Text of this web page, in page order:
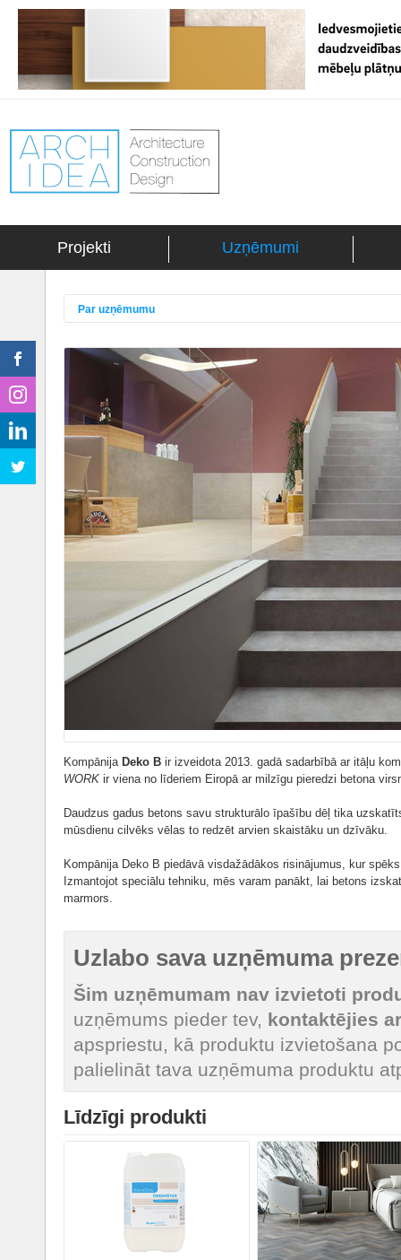
Projekti Uzņēmumi
Par uzņēmumu
Kompānija Deko B ir izveidota 2013. gadā sadarbībā ar itāļu
WORK ir viena no līderiem Eiropā ar milzīgu pieredzi betona
Daudzus gadus betons savu strukturālo īpašību dēļ tika
mūsdienu cilvēks vēlas to redzēt arvien skaistāku un dzīvāku.
Kompānija Deko B piedāvā visdažādākos risinājumus, kur
Izmantojot speciālu tehniku, mēs varam panākt, lai betons
marmors.
Uzlabo sava uzņēmuma
Šim uzņēmumam nav izvietoti
uzņēmums pieder tev, kontaktējies
apspriestu, kā produktu izvietošana
palielināt tava uzņēmuma produktu
Līdzīgi produkti